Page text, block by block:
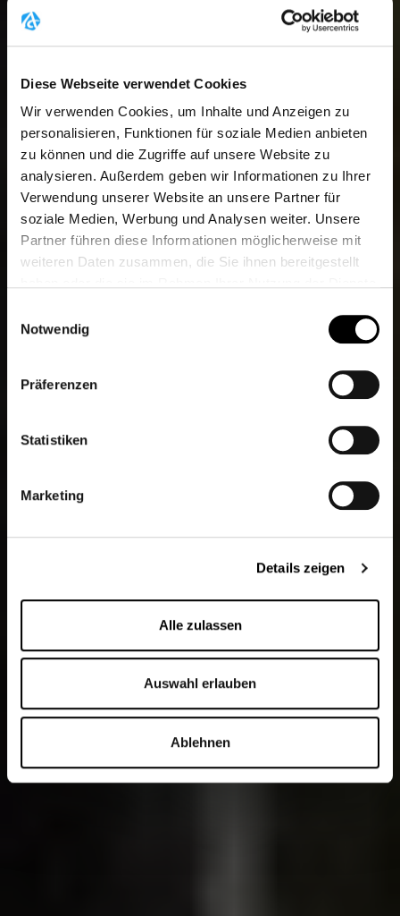
Diese Webseite verwendet Cookies
Wir verwenden Cookies, um Inhalte und Anzeigen zu
personalisieren, Funktionen für soziale Medien anbieten
zu können und die Zugriffe auf unsere Website zu
analysieren. Außerdem geben wir Informationen zu Ihrer
Verwendung unserer Website an unsere Partner für
soziale Medien, Werbung und Analysen weiter. Unsere
Partner führen diese Informationen möglicherweise mit
weiteren Daten zusammen, die Sie ihnen bereitgestellt
Weitere Informationen finden Sie unter
Datenschutz
Notwendig
Präferenzen
Statistiken
Marketing
Details zeigen
Alle zulassen
Auswahl erlauben
Ablehnen